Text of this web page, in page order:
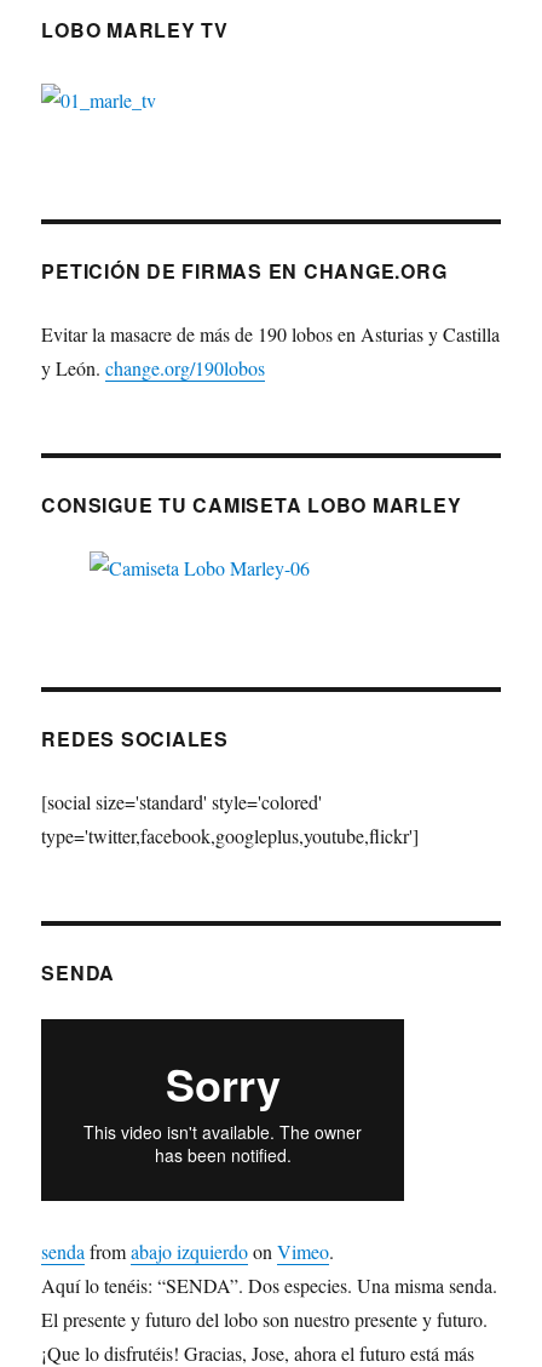
LOBO MARLEY TV
PETICIÓN DE FIRMAS EN CHANGE.ORG
Evitar la masacre de más de 190 lobos en Asturias y Castilla
y León.change.org/190lobos
CONSIGUE TU CAMISETA LOBO MARLEY
REDES SOCIALES
[social size='standard' style='colored'
type='twitter,facebook,googleplus,youtube,flickr']
SENDA
senda fromabajo izquierdoonVimeo.
Aquí lo tenéis: “SENDA”. Dos especies. Una misma senda.
El presente y futuro del lobo son nuestro presente y futuro.
¡Que lo disfrutéis! Gracias, Jose, ahora el futuro está más